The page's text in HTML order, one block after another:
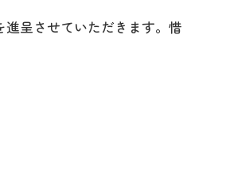
プト
セス
呈させていただきます。惜